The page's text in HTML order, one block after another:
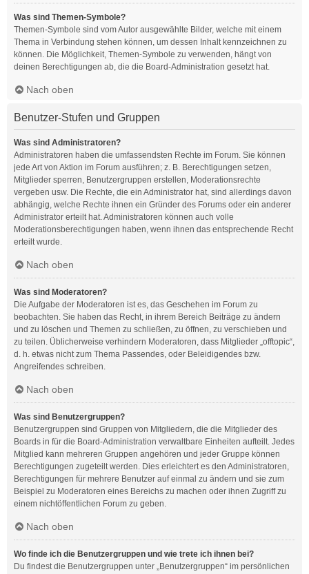
Was sind Themen-Symbole?
Themen-Symbole sind vom Autor ausgewählte Bilder, welche mit einem
Thema in Verbindung stehen können, um dessen Inhalt kennzeichnen zu
können. Die Möglichkeit, Themen-Symbole zu verwenden, hängt von
deinen Berechtigungen ab, die die Board-Administration gesetzt hat.
Nach oben
Benutzer-Stufen und Gruppen
Was sind Administratoren?
Administratoren haben die umfassendsten Rechte im Forum. Sie können
jede Art von Aktion im Forum ausführen; z. B. Berechtigungen setzen,
Mitglieder sperren, Benutzergruppen erstellen, Moderationsrechte
vergeben usw. Die Rechte, die ein Administrator hat, sind allerdings davon
abhängig, welche Rechte ihnen ein Gründer des Forums oder ein anderer
Administrator erteilt hat. Administratoren können auch volle
Moderationsberechtigungen haben, wenn ihnen das entsprechende Recht
erteilt wurde.
Nach oben
Was sind Moderatoren?
Die Aufgabe der Moderatoren ist es, das Geschehen im Forum zu
beobachten. Sie haben das Recht, in ihrem Bereich Beiträge zu ändern
und zu löschen und Themen zu schließen, zu öffnen, zu verschieben und
zu teilen. Üblicherweise verhindern Moderatoren, dass Mitglieder „offtopic“,
d. h. etwas nicht zum Thema Passendes, oder Beleidigendes bzw.
Angreifendes schreiben.
Nach oben
Was sind Benutzergruppen?
Benutzergruppen sind Gruppen von Mitgliedern, die die Mitglieder des
Boards in für die Board-Administration verwaltbare Einheiten aufteilt. Jedes
Mitglied kann mehreren Gruppen angehören und jeder Gruppe können
Berechtigungen zugeteilt werden. Dies erleichtert es den Administratoren,
Berechtigungen für mehrere Benutzer auf einmal zu ändern und sie zum
Beispiel zu Moderatoren eines Bereichs zu machen oder ihnen Zugriff zu
einem nichtöffentlichen Forum zu geben.
Nach oben
Wo finde ich die Benutzergruppen und wie trete ich ihnen bei?
Du findest die Benutzergruppen unter „Benutzergruppen“ im persönlichen